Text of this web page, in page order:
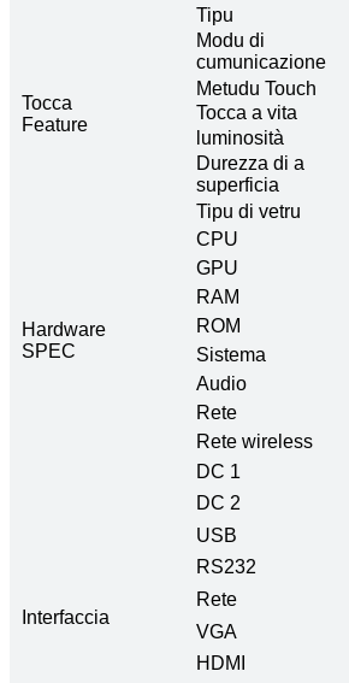
Tocca
Feature
Tipu
Modu di
cumunicazione
Metudu Touch
Tocca a vita
luminosità
Durezza di a
superficia
Tipu di vetru
Hardware
SPEC
CPU
GPU
RAM
ROM
Sistema
Audio
Rete
Rete wireless
Interfaccia
DC 1
DC 2
USB
RS232
Rete
VGA
HDMI